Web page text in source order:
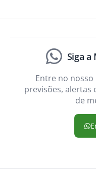
Siga a
Entre no
previsões, alertas
de